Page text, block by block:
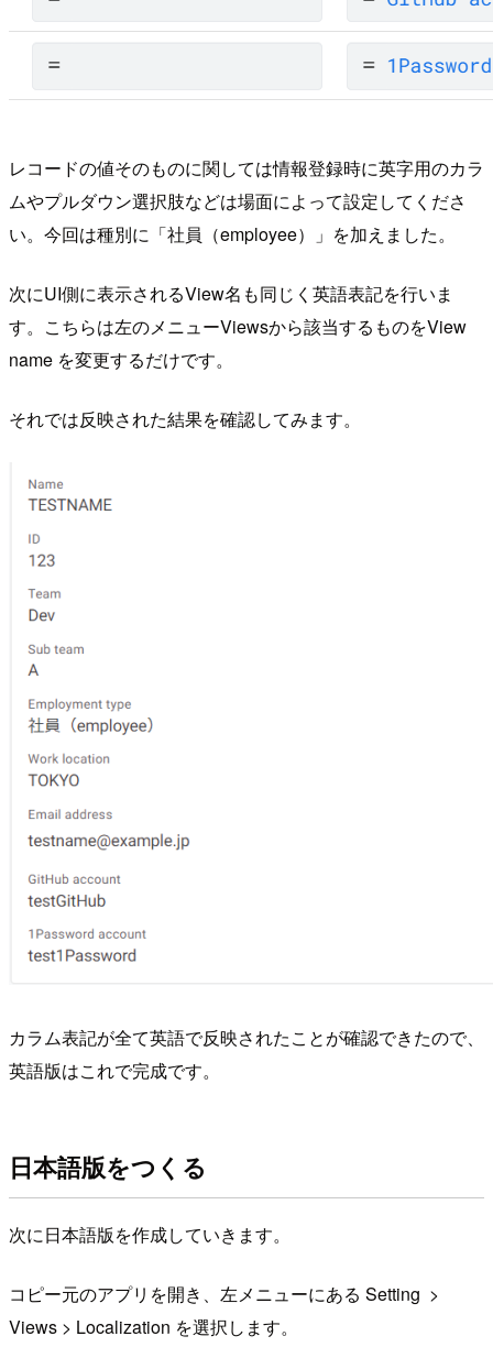
レコードの値そのものに関しては情報登録時に英字用のカラ
ムやプルダウン選択肢などは場面によって設定してくださ
い。今回は種別に「社員（employee）」を加えました。
次にUI側に表示されるView名も同じく英語表記を行いま
す。こちらは左のメニューViewsから該当するものをView
name を変更するだけです。
それでは反映された結果を確認してみます。
カラム表記が全て英語で反映されたことが確認できたので、
英語版はこれで完成です。
日本語版をつくる
次に日本語版を作成していきます。
コピー元のアプリを開き、左メニューにある Setting >
Views > Localization を選択します。